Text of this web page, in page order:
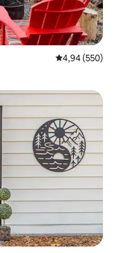
Évaluation
4,94 (550)